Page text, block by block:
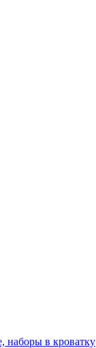
наборы в кроватку